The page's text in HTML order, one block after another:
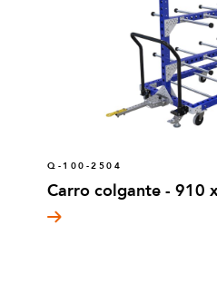
Q-100-2504
Carro colgante - 910